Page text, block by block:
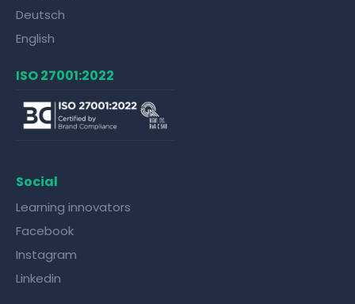
Deutsch
English
ISO 27001:2022
Social
Learning innovators
Facebook
Instagram
Linkedin